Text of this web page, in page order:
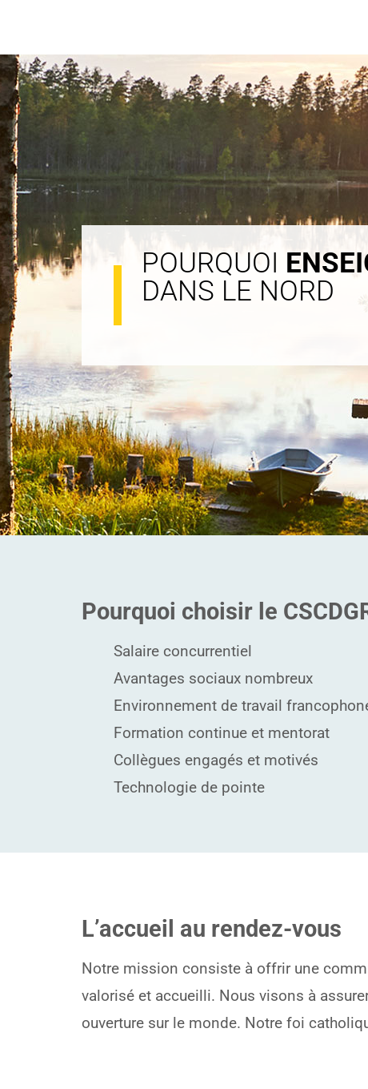
POURQUOI
DANS LE NORD
Pourquoi choisir le
Salaire concurrentiel
Avantages sociaux nombreux
Environnement de travail
Formation continue et mentorat
Collègues engagés et motivés
Technologie de pointe
L’accueil au rendez-vous
Notre mission consiste à offrir une
valorisé et accueilli. Nous visons à
ouverture sur le monde. Notre foi